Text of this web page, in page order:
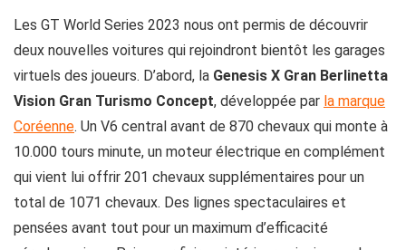
Les GT World Series 2023 nous ont permis de découvrir
deux nouvelles voitures qui rejoindront bientôt les garages
virtuels des joueurs. D’abord, la Genesis X Gran Berlinetta
Vision Gran Turismo Concept, développée par la marque
Coréenne. Un V6 central avant de 870 chevaux qui monte à
10.000 tours minute, un moteur électrique en complément
qui vient lui offrir 201 chevaux supplémentaires pour un
total de 1071 chevaux. Des lignes spectaculaires et
pensées avant tout pour un maximum d’efficacité